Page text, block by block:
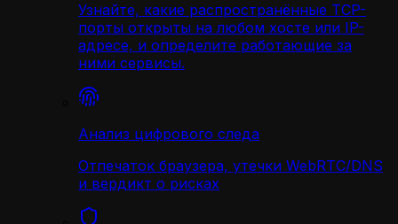
Узнайте, какие распространённые TCP-
порты открыты на любом хосте или IP-
адресе, и определите работающие за
ними сервисы.
Анализ цифрового следа
Отпечаток браузера, утечки WebRTC/DNS
и вердикт о рисках